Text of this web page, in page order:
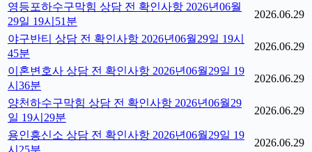
영등포하수구막힘 상담 전 확인사항 2026년06월
29일 19시51분
2026.06.29
야구반티 상담 전 확인사항 2026년06월29일 19시
45분
2026.06.29
이혼변호사 상담 전 확인사항 2026년06월29일 19
시36분
2026.06.29
양천하수구막힘 상담 전 확인사항 2026년06월29
일 19시29분
2026.06.29
용인흥신소 상담 전 확인사항 2026년06월29일 19
시25분
2026.06.29